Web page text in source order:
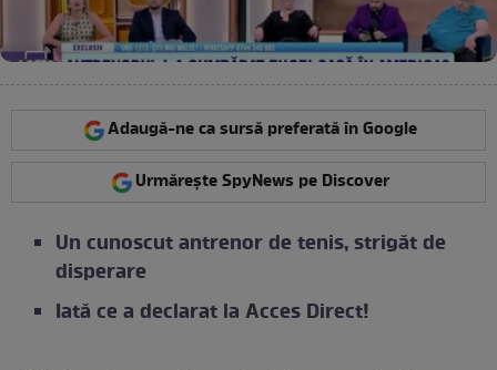
Adaugă-ne ca sursă preferată în Google
Urmărește SpyNews pe Discover
Un cunoscut antrenor de tenis, strigăt de
disperare
Iată ce a declarat la Acces Direct!